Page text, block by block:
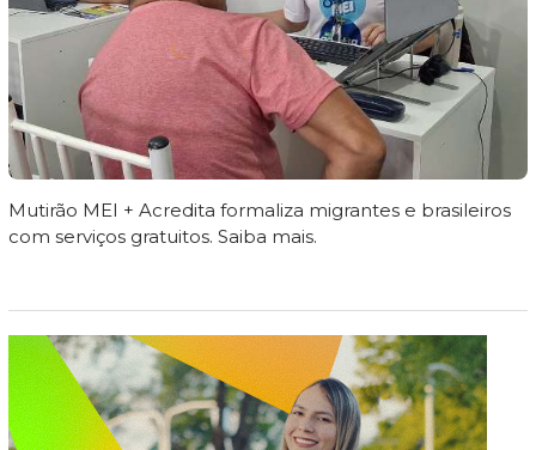
Mutirão MEI + Acredita formaliza migrantes e brasileiros
com serviços gratuitos. Saiba mais.